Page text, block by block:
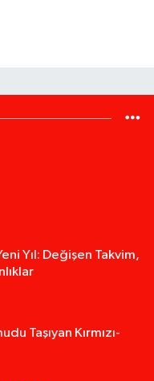
Yıl: Değişen Takvim,
Taşıyan Kırmızı-